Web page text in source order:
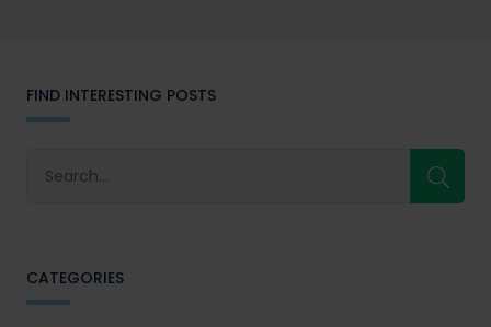
FIND INTERESTING POSTS
CATEGORIES